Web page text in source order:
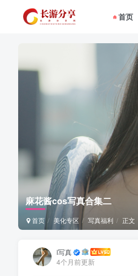
首页
麻花酱cos写真合集二
首页 美化专区 写真福利 正文
i写真
4个月前更新